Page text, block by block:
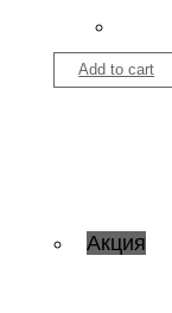
Add to cart
Акция